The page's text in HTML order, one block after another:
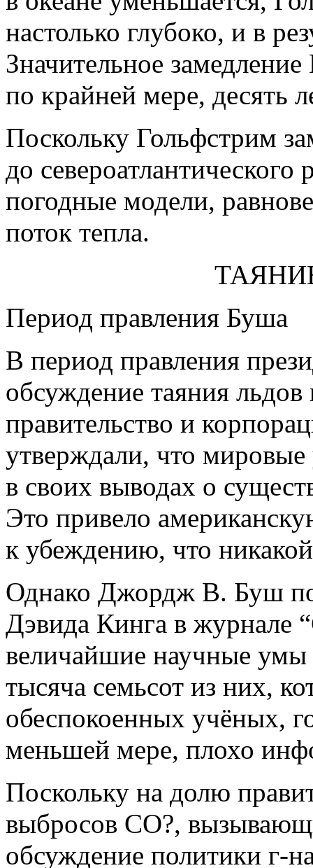
настолько глубоко, и в
Значительное
по крайней мере, десять
Поскольку Гольфстрим
до
погодные модели,
поток тепла.
Период правления Буша
В период правления
обсуждение таяния
правительство и
утверждали, что
в своих выводах о
Это привело
к убеждению, что
Однако Джордж В. Буш
Дэвида Кинга в журнале
величайшие научные
тысяча семьсот из них,
обеспокоенных учёных,
меньшей мере, плохо
Поскольку на долю
выбросов СО?,
обсуждение политики г-